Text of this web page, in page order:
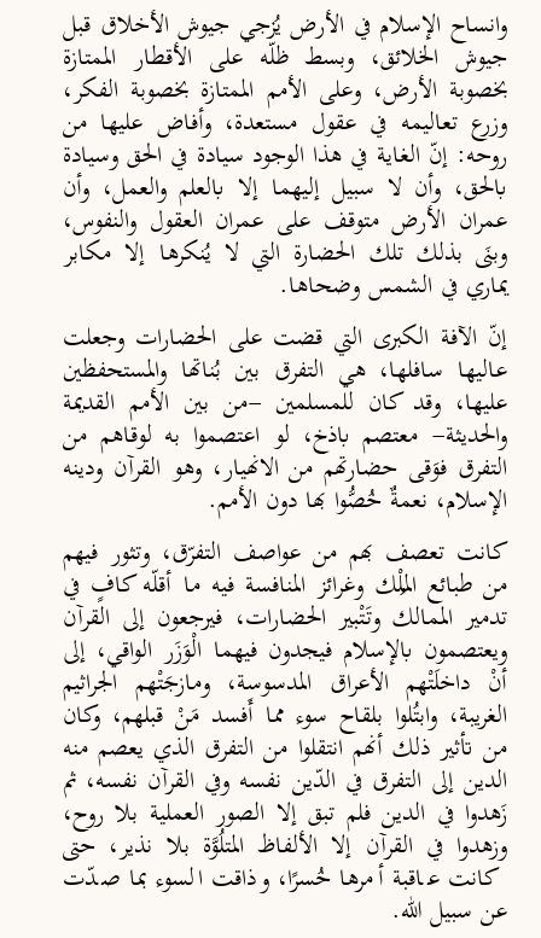
وانساح الإسلام في الأرض يُزجي جيوش الأخلاق قبل
جيوش الخلائق، وبسط ظلّه على الأقطار الممتازة
بخصوبة الأرض، وعلى الأمم الممتازة بخصوبة الفكر،
وزرع تعاليمه في عقول مستعدة، وأفاض عليها من
روحه: إنّ الغاية في هذا الوجود سيادة في الحق وسيادة
بالحق، وأن لا سبيل إليهما إلا بالعلم والعمل، وأن
عمران الأرض متوقف على عمران العقول والنفوس،
وبنَى بذلك تلك الحضارة التي لا يُنكرها إلا مكابر
يماري في الشمس وضحاها.
إنّ الآفة الكبرى التي قضت على الحضارات وجعلت
عاليها سافلها، هي التفرق بين بُناتها والمستحفظين
عليها، وقد كان للمسلمين -من بين الأمم القديمة
والحديثة- معتصم باذخ، لو اعتصموا به لوقاهم من
التفرق فوَقى حضارتهم من الانهيار، وهو القرآن ودينه
الإسلام، نعمةٌ خُصُّوا بها دون الأمم.
كانت تعصف بهم من عواصف التفرّق، وتثور فيهم
من طبائع المُلْك وغرائز المنافسة فيه ما أقلّه كافٍ في
تدمير الممالك وتَتْبير الحضارات، فيرجعون إلى القرآن
ويعتصمون بالإسلام فيجدون فيهما الْوَزَر الواقي، إلى
أنْ داخلَتْهم الأعراق المدسوسة، ومازجَتْهم الجراثيم
الغريبة، وابتُلوا بلقاح سوء مما أَفسد مَنْ قبلهم، وكان
من تأثير ذلك أنهم انتقلوا من التفرق الذي يعصم منه
الدين إلى التفرق في الدّين نفسه وفي القرآن نفسه، ثم
زَهدوا في الدين فلم تبق إلا الصور العملية بلا روح،
وزهدوا في القرآن إلا الألفاظ المتلُوَّة بلا نذير، حتى
كانت عاقبة أمرها خُسرًا، وذاقت السوء بما صدّت
عن سبيل الله.